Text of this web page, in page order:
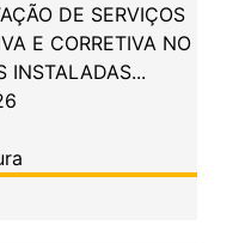
DE SERVIÇOS
E CORRETIVA NO
INSTALADAS...